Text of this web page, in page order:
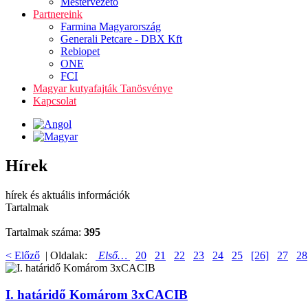
Partnereink
Farmina Magyarország
Generali Petcare - DBX Kft
Rebiopet
ONE
FCI
Magyar kutyafajták Tanösvénye
Kapcsolat
Hírek
hírek és aktuális információk
Tartalmak
Tartalmak száma: 395
< Előző | Oldalak: Első… 20 21 22 23 24 25 [26] 27 28
I. határidő Komárom 3xCACIB